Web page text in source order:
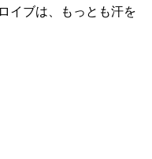
イブは、もっとも汗を